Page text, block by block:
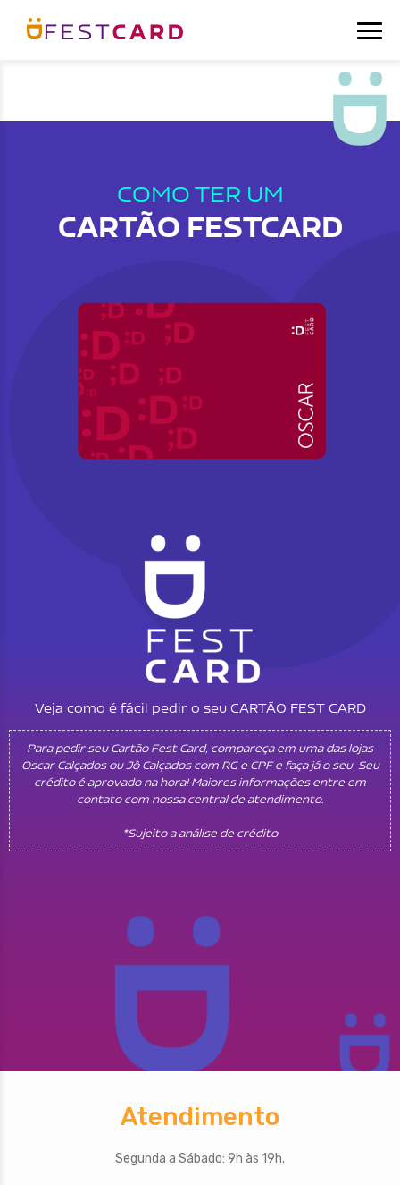
COMO TER UM
CARTÃO FESTCARD
Veja como é fácil pedir o seu CARTÃO FEST CARD
Para pedir seu Cartão Fest Card, compareça em uma das lojas
Oscar Calçados ou Jô Calçados com RG e CPF e faça já o seu. Seu
crédito é aprovado na hora! Maiores informações entre em
contato com nossa central de atendimento.
*Sujeito a análise de crédito
Atendimento
Segunda a Sábado: 9h às 19h.